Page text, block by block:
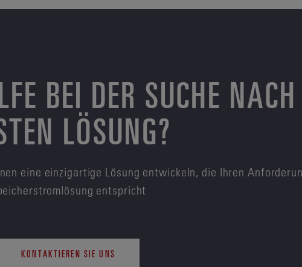
BEI DER SUCHE
LÖSUNG?
eine einzigartige Lösung entwickeln, die Ihren
entspricht
KONTAKTIEREN SIE UNS